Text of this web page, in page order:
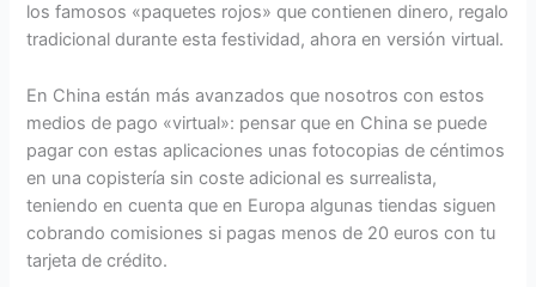
los famosos «paquetes rojos» que contienen dinero, regalo
tradicional durante esta festividad, ahora en versión virtual.
En China están más avanzados que nosotros con estos
medios de pago «virtual»: pensar que en China se puede
pagar con estas aplicaciones unas fotocopias de céntimos
en una copistería sin coste adicional es surrealista,
teniendo en cuenta que en Europa algunas tiendas siguen
cobrando comisiones si pagas menos de 20 euros con tu
tarjeta de crédito.